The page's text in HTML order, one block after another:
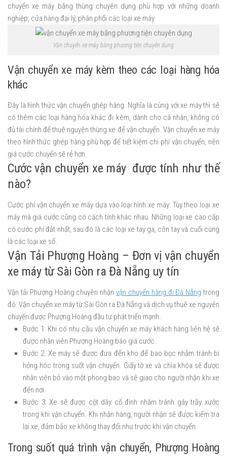
chuyển xe máy bằng thùng chuyên dụng phù hợp với những doanh
nghiệp, cửa hàng đại lý, phân phối các loại xe máy.
Vận chuyển xe máy bằng phương tiện chuyên dụng
Vận chuyển xe máy kèm theo các loại hàng hóa
khác
Đây là hình thức vận chuyển ghép hàng. Nghĩa là cùng với xe máy thì sẽ
có thêm các loại hàng hóa khác đi kèm, dành cho cá nhân, không có
đủ tài chính để thuê nguyên thùng xe để vận chuyển. Vận chuyển xe máy
theo hình thức ghép hàng phù hợp để tiết kiệm chi phí vận chuyển, nên
giá cước chuyển sẽ rẻ hơn.
Cước vận chuyển xe máy được tính như thế
nào?
Cước phí vận chuyển xe máy dựa vào loại hình xe máy: Tùy theo loại xe
máy mà giá cước cũng có cách tính khác nhau. Những loại xe cao cấp
có cước phí đắt nhất, sau đó là các loại xe tay ga, côn tay và cuối cùng
là các loại xe số.
Vận Tải Phượng Hoàng – Đơn vị vận chuyển
xe máy từ Sài Gòn ra Đà Nẵng uy tín
Vận tải Phượng Hoàng chuyên nhận vận chuyển hàng đi Đà Nẵng trong
đó: Vận chuyển xe máy từ Sài Gòn ra Đà Nẵng và dịch vụ thuê xe nguyên
chuyến được Phượng Hoàng đầu tư phát triển mạnh.
Bước 1: Khi có nhu cầu vận chuyển xe máy khách hàng liên hệ sẽ
được nhân viên Phượng Hoàng báo giá cước.
Bước 2: Xe máy sẽ được đưa đến kho để bao bọc nhằm tránh bị
hỏng hóc trong suốt vận chuyển. Giấy tờ xe và chìa khóa sẽ được
nhân viên bỏ vào một phong bao và sẽ giao cho người nhận khi xe
đến nơi.
Bước 3: Xe sẽ được cột dây cố định nhằm tránh gây trầy xước
trong khi vận chuyển. Khi nhận hàng, người nhận sẽ được kiểm tra
lại xe, đảm bảo xe không thay đổi như trước khi vận chuyển.
Trong suốt quá trình vận chuyển, Phượng Hoàng